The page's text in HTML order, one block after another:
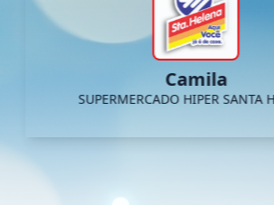
Camila
SUPERMERCADO HIPER SANTA